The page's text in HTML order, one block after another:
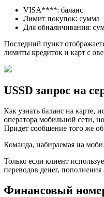
VISA****: баланс
Лимит покупок: сумма
Для обналичивания:
Последний пункт
лимиты кредиток и карт с
USSD запрос на
Как узнать баланс на карте,
оператора мобильной сети,
Придет сообщение того же
Команда, набираемая на
Только если клиент
переводов денег,
Финансовый